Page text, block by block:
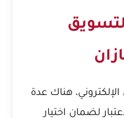
هناك عدة
لضمان اختيار